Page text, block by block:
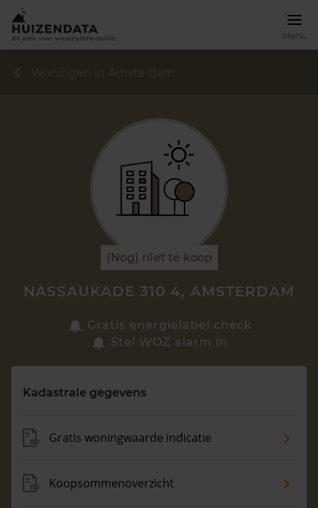
Menu
Zoek een woning
Maandag t/m vrijdag - 08:00 -18:00
Woningen in Amsterdam
(Nog) niet te koop
NASSAUKADE 310 4, AMSTERDAM
Gratis energielabel check
Stel WOZ alarm in
Kadastrale gegevens
Gratis woningwaarde indicatie
Koopsommenoverzicht